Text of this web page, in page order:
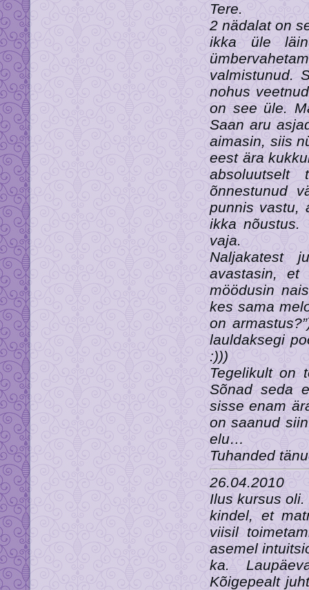
Tere.
2 nädalat on
ikka üle
valmistunud.
nohus
on see üle.
Saan aru
aimasin, siis
eest ära
absoluutselt
õnnestunud
punnis vastu,
ikka nõustus.
vaja.
Naljakatest
avastasin,
möödusin
kes sama
on
lauldaksegi
:)))
Tegelikult on
Sõnad seda
sisse enam
on saanud
elu…
Tuhanded
26.04.2010
Ilus kursus oli.
kindel, et
viisil
asemel
ka.
Kõigepealt